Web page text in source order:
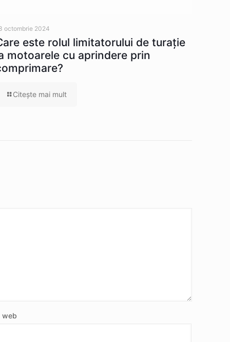
octombrie 2024
este rolul limitatorului de turație
motoarele cu aprindere prin
Citeşte mai mult
web